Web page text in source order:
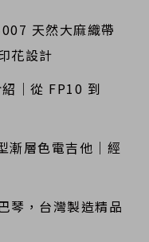
天然大麻織帶
花設計
｜從 FP10 到
漸層色電吉他｜經
琴，台灣製造精品